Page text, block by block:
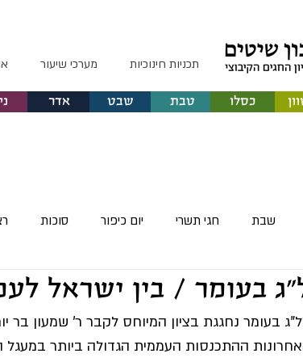
תכניות חינוכיות מערכי שיעור
אדר טבת שבט כסלו
שבת חגי תשרי יום כיפור סוכות
י"א באדר פורים פסח יום הזיכרון
אחד במאי ל"ג בעומר יום הרצל ט"ו
בעומר / בין ישראל
בעומר נחגגת בציון המיוחס לקבר ר' שמעון בר
ההתכנסות העממית הגדולה ביותר במעגל